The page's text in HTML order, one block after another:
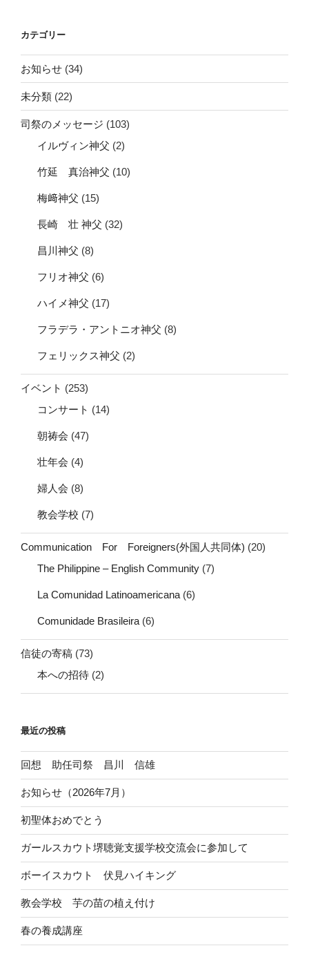
ン
カテゴリー
お知らせ (34)
未分類 (22)
司祭のメッセージ (103)
イルヴィン神父 (2)
竹延 真治神父 (10)
梅﨑神父 (15)
長崎 壮 神父 (32)
昌川神父 (8)
フリオ神父 (6)
ハイメ神父 (17)
フラデラ・アントニオ神父 (8)
フェリックス神父 (2)
イベント (253)
コンサート (14)
朝祷会 (47)
壮年会 (4)
婦人会 (8)
教会学校 (7)
Communication For Foreigners(外国人共同体) (20)
The Philippine – English Community (7)
La Comunidad Latinoamericana (6)
Comunidade Brasileira (6)
信徒の寄稿 (73)
本への招待 (2)
最近の投稿
回想 助任司祭 昌川 信雄
お知らせ（2026年7月）
初聖体おめでとう
ガールスカウト堺聴覚支援学校交流会に参加して
ボーイスカウト 伏見ハイキング
教会学校 芋の苗の植え付け
春の養成講座